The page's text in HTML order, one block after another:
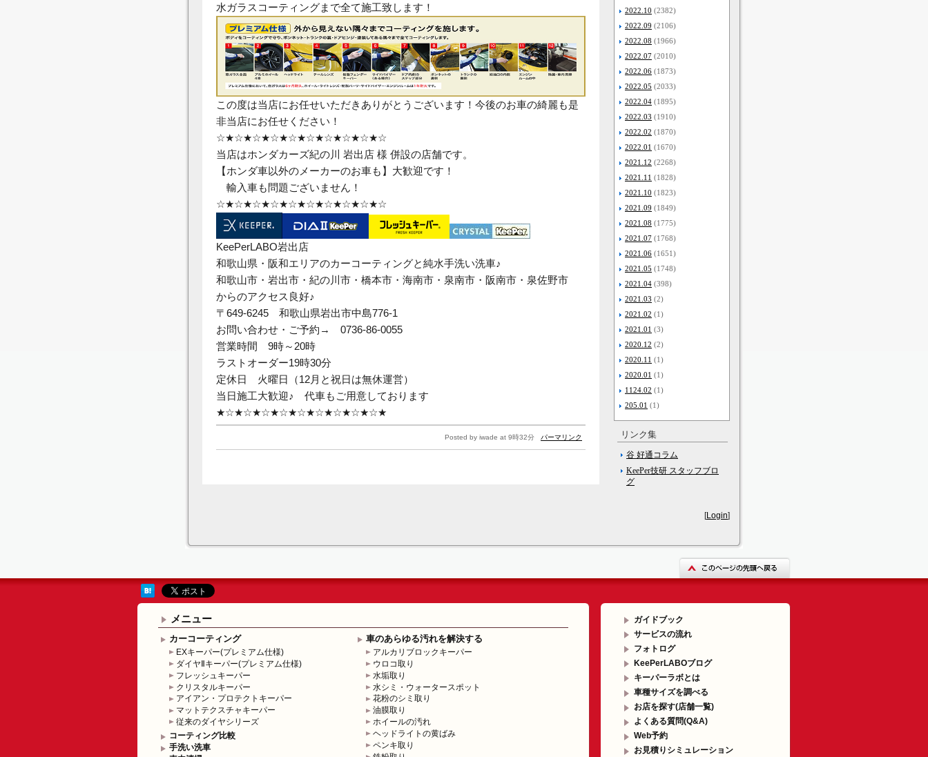
水ガラスコーティングまで全て施工致します！
この度は当店にお任せいただきありがとうございます！今後のお車の綺麗も是
非当店にお任せください！
☆★☆★☆★☆★☆★☆★☆★☆★☆★☆
当店はホンダカーズ紀の川 岩出店 様 併設の店舗です。
【ホンダ車以外のメーカーのお車も】大歓迎です！
輸入車も問題ございません！
☆★☆★☆★☆★☆★☆★☆★☆★☆★☆
KeePerLABO岩出店
和歌山県・阪和エリアのカーコーティングと純水手洗い洗車♪
和歌山市・岩出市・紀の川市・橋本市・海南市・泉南市・阪南市・泉佐野市
からのアクセス良好♪
〒649-6245 和歌山県岩出市中島776-1
お問い合わせ・ご予約→ 0736-86-0055
営業時間 9時～ 20時
ラストオーダー19時30分
定休日 火曜日（12月と祝日は無休運営）
当日施工大歓迎♪ 代車もご用意しております
★☆★☆★☆★☆★☆★☆★☆★☆★☆★
Posted by iwade at 9時32分 パーマリンク
2022.10 (2382)
2022.09 (2106)
2022.08 (1966)
2022.07 (2010)
2022.06 (1873)
2022.05 (2033)
2022.04 (1895)
2022.03 (1910)
2022.02 (1870)
2022.01 (1670)
2021.12 (2268)
2021.11 (1828)
2021.10 (1823)
2021.09 (1849)
2021.08 (1775)
2021.07 (1768)
2021.06 (1651)
2021.05 (1748)
2021.04 (398)
2021.03 (2)
2021.02 (1)
2021.01 (3)
2020.12 (2)
2020.11 (1)
2020.01 (1)
1124.02 (1)
205.01 (1)
リンク集
谷 好通コラム
KeePer技研 スタッフブロ
グ
[Login]
メニュー
カーコーティング
EXキーパー(プレミアム仕様)
ダイヤⅡキーパー(プレミアム仕様)
フレッシュキーパー
クリスタルキーパー
アイアン・プロテクトキーパー
マットテクスチャキーパー
従来のダイヤシリーズ
コーティング比較
手洗い洗車
車のあらゆる汚れを解決する
アルカリブロックキーパー
ウロコ取り
水垢取り
水シミ・ウォータースポット
花粉のシミ取り
油膜取り
ホイールの汚れ
ヘッドライトの黄ばみ
ペンキ取り
ガイドブック
サービスの流れ
フォトログ
KeePerLABOブログ
キーパーラボとは
車種サイズを調べる
お店を探す(店舗一覧)
よくある質問(Q&A)
Web予約
お見積りシミュレーション